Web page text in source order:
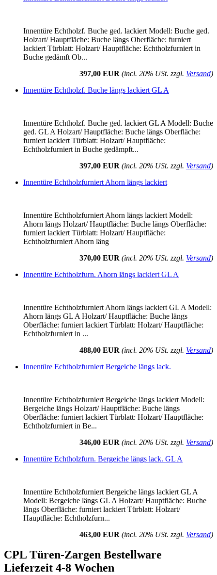
Innentüre Echtholzf. Buche ged. lackiert Modell: Buche ged.
Holzart/ Hauptfläche: Buche längs Oberfläche: furniert
lackiert Türblatt: Holzart/ Hauptfläche: Echtholzfurniert in
Buche gedämft Ob...
397,00 EUR (incl. 20% USt. zzgl. Versand)
Innentüre Echtholzf. Buche längs lackiert GL A
Innentüre Echtholzf. Buche ged. lackiert GL A Modell: Buche
ged. GL A Holzart/ Hauptfläche: Buche längs Oberfläche:
furniert lackiert Türblatt: Holzart/ Hauptfläche:
Echtholzfurniert in Buche gedämpft...
397,00 EUR (incl. 20% USt. zzgl. Versand)
Innentüre Echtholzfurniert Ahorn längs lackiert
Innentüre Echtholzfurniert Ahorn längs lackiert Modell:
Ahorn längs Holzart/ Hauptfläche: Buche längs Oberfläche:
furniert lackiert Türblatt: Holzart/ Hauptfläche:
Echtholzfurniert Ahorn läng
370,00 EUR (incl. 20% USt. zzgl. Versand)
Innentüre Echtholzfurn. Ahorn längs lackiert GL A
Innentüre Echtholzfurniert Ahorn längs lackiert GL A Modell:
Ahorn längs GL A Holzart/ Hauptfläche: Buche längs
Oberfläche: furniert lackiert Türblatt: Holzart/ Hauptfläche:
Echtholzfurniert in ...
488,00 EUR (incl. 20% USt. zzgl. Versand)
Innentüre Echtholzfurniert Bergeiche längs lack.
Innentüre Echtholzfurniert Bergeiche längs lackiert Modell:
Bergeiche längs Holzart/ Hauptfläche: Buche längs
Oberfläche: furniert lackiert Türblatt: Holzart/ Hauptfläche:
Echtholzfurniert in Be...
346,00 EUR (incl. 20% USt. zzgl. Versand)
Innentüre Echtholzfurn. Bergeiche längs lack. GL A
Innentüre Echtholzfurniert Bergeiche längs lackiert GL A
Modell: Bergeiche längs GL A Holzart/ Hauptfläche: Buche
längs Oberfläche: furniert lackiert Türblatt: Holzart/
Hauptfläche: Echtholzfurn...
463,00 EUR (incl. 20% USt. zzgl. Versand)
CPL Türen-Zargen Bestellware
Lieferzeit 4-8 Wochen